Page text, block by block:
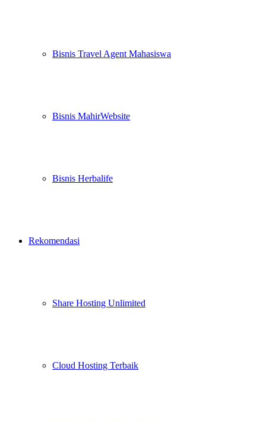
Bisnis Travel Agent Mahasiswa
Bisnis MahirWebsite
Bisnis Herbalife
Rekomendasi
Share Hosting Unlimited
Cloud Hosting Terbaik